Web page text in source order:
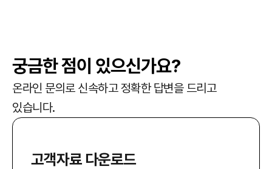
궁금한 점이 있으신가요?
온라인 문의로 신속하고 정확한 답변을 드리고
있습니다.
고객자료 다운로드